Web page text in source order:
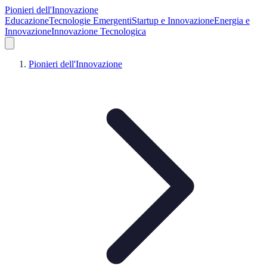
Pionieri dell'Innovazione
EducazioneTecnologie EmergentiStartup e InnovazioneEnergia e
InnovazioneInnovazione Tecnologica
Pionieri dell'Innovazione